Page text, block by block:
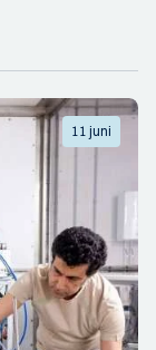
11 juni